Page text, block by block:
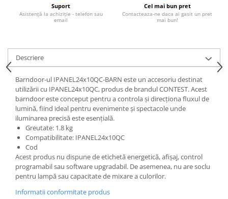
Suport
Asistență la achiziție - telefon sau
email
Cel mai bun pret
Contacteaza-ne daca ai gasit un pret
mai bun!
Descriere
Barndoor-ul IPANEL24x10QC-BARN este un accesoriu destinat
utilizării cu IPANEL24x10QC, produs de brandul CONTEST. Acest
barndoor este conceput pentru a controla și direcționa fluxul de
lumină, fiind ideal pentru evenimente și spectacole unde
iluminarea precisă este esențială.
Greutate: 1.8 kg
Compatibilitate: IPANEL24x10QC
Cod
Acest produs nu dispune de etichetă energetică, afișaj, control
programabil sau software upgradabil. De asemenea, nu are soclu
pentru lampă sau capacitate de mixare a culorilor.
Informatii conformitate produs